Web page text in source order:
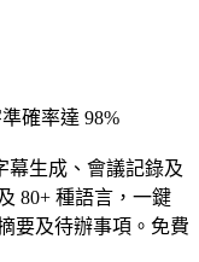
確率達 98%
幕生成、會議記錄及
80+ 種語言，一鍵
要及待辦事項。免費